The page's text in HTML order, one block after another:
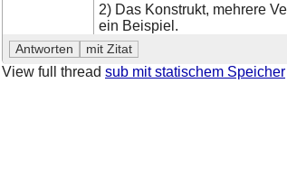
2) Das Konstrukt, mehrere
ein Beispiel.
View full thread sub mit statischem Speicher